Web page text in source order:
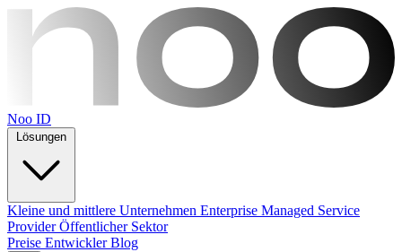
Noo ID
Kleine und mittlere Unternehmen Enterprise Managed Service
ProviderÖffentlicher Sektor
Preise EntwicklerBlog